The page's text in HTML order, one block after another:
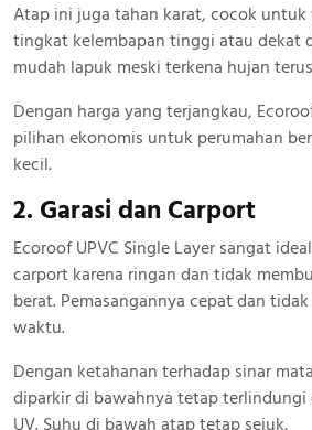
Atap ini juga tahan karat, cocok untuk
tingkat kelembapan tinggi atau dekat
mudah lapuk meski terkena hujan
Dengan harga yang terjangkau,
pilihan ekonomis untuk perumahan
kecil.
2. Garasi dan Carport
Ecoroof UPVC Single Layer sangat
carport karena ringan dan tidak
berat. Pemasangannya cepat dan
waktu.
Dengan ketahanan terhadap sinar
diparkir di bawahnya tetap terlindungi
UV. Suhu di bawah atap tetap sejuk.